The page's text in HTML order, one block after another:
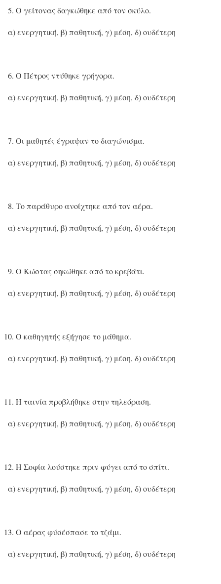
Ο γείτονας δαγκώθηκε από τον σκύλο.
α) ενεργητική, β) παθητική, γ) μέση, δ) ουδέτερη
Ο Πέτρος ντύθηκε γρήγορα.
α) ενεργητική, β) παθητική, γ) μέση, δ) ουδέτερη
Οι μαθητές έγραψαν το διαγώνισμα.
α) ενεργητική, β) παθητική, γ) μέση, δ) ουδέτερη
Το παράθυρο ανοίχτηκε από τον αέρα.
α) ενεργητική, β) παθητική, γ) μέση, δ) ουδέτερη
Ο Κώστας σηκώθηκε από το κρεβάτι.
α) ενεργητική, β) παθητική, γ) μέση, δ) ουδέτερη
Ο καθηγητής εξήγησε το μάθημα.
α) ενεργητική, β) παθητική, γ) μέση, δ) ουδέτερη
Η ταινία προβλήθηκε στην τηλεόραση.
α) ενεργητική, β) παθητική, γ) μέση, δ) ουδέτερη
Η Σοφία λούστηκε πριν φύγει από το σπίτι.
α) ενεργητική, β) παθητική, γ) μέση, δ) ουδέτερη
Ο αέρας φύσέσπασε το τζάμι.
α) ενεργητική, β) παθητική, γ) μέση, δ) ουδέτερη